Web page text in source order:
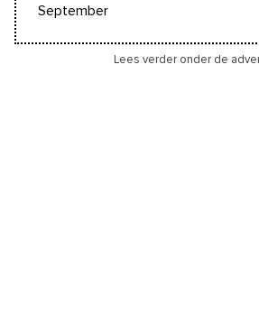
September
Lees verder onder de